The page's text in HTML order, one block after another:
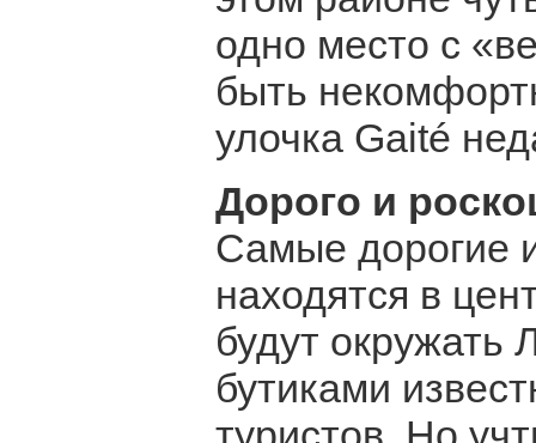
одно место с
быть
улочка Gaité
Дорого и
Самые дорогие
находятся в
будут окружать
бутиками